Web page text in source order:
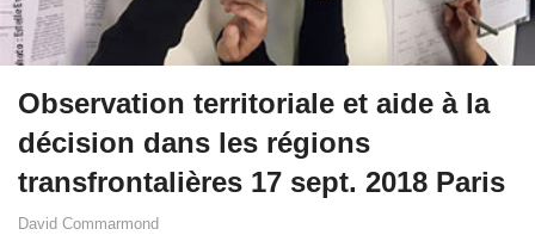
Observation territoriale et aide à la
décision dans les régions
transfrontalières 17 sept. 2018 Paris
David Commarmond